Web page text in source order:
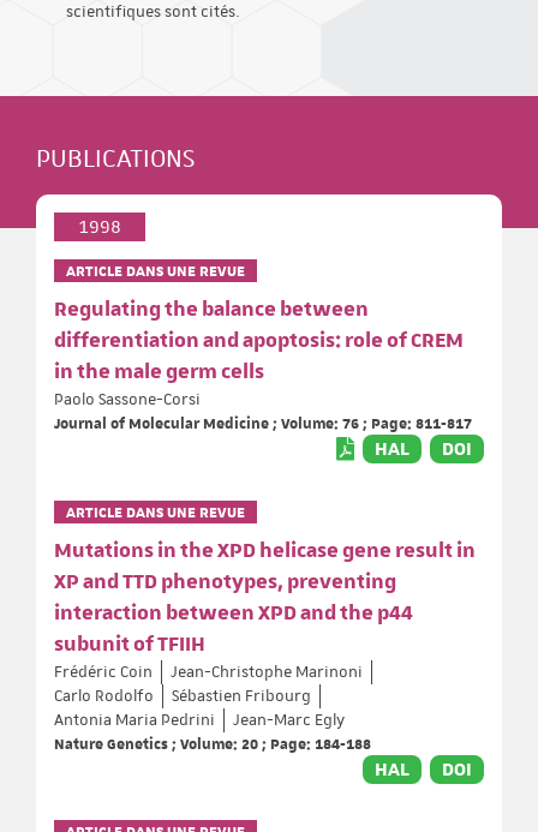
scientifiques sont cités.
PUBLICATIONS
1998
ARTICLE DANS UNE REVUE
Regulating the balance between
differentiation and apoptosis: role of CREM
in the male germ cells
Paolo Sassone-Corsi
Journal of Molecular Medicine ; Volume: 76 ; Page: 811-817
HAL DOI
ARTICLE DANS UNE REVUE
Mutations in the XPD helicase gene result in
XP and TTD phenotypes, preventing
interaction between XPD and the p44
subunit of TFIIH
Frédéric Coin
Jean-Christophe Marinoni
Carlo Rodolfo
Sébastien Fribourg
Antonia Maria Pedrini
Jean-Marc Egly
Nature Genetics ; Volume: 20 ; Page: 184-188
HAL DOI